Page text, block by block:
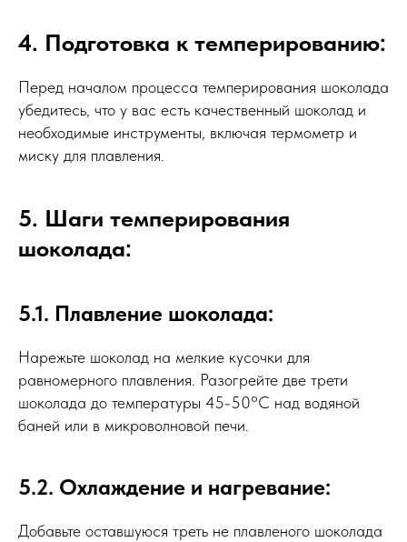
4. Подготовка к темперированию:
Перед началом процесса темперирования шоколада
убедитесь, что у вас есть качественный шоколад и
необходимые инструменты, включая термометр и
миску для плавления.
5. Шаги темперирования
шоколада:
5.1. Плавление шоколада:
Нарежьте шоколад на мелкие кусочки для
равномерного плавления. Разогрейте две трети
шоколада до температуры 45-50°C над водяной
баней или в микроволновой печи.
5.2. Охлаждение и нагревание:
Добавьте оставшуюся треть не плавленого шоколада